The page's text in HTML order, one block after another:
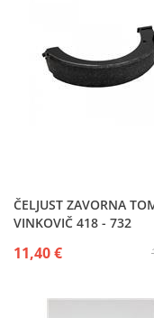
ČELJUST ZAVORNA
VINKOVIČ 418 - 732
11,40 €